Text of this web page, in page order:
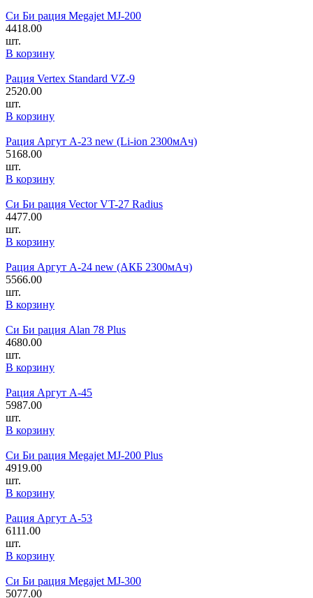
Си Би рация Megajet MJ-200
4418.00
шт.
В корзину
Рация Vertex Standard VZ-9
2520.00
шт.
В корзину
Рация Аргут А-23 new (Li-ion 2300мАч)
5168.00
шт.
В корзину
Си Би рация Vector VT-27 Radius
4477.00
шт.
В корзину
Рация Аргут А-24 new (АКБ 2300мАч)
5566.00
шт.
В корзину
Си Би рация Alan 78 Plus
4680.00
шт.
В корзину
Рация Аргут А-45
5987.00
шт.
В корзину
Си Би рация Megajet MJ-200 Plus
4919.00
шт.
В корзину
Рация Аргут А-53
6111.00
шт.
В корзину
Си Би рация Megajet MJ-300
5077.00